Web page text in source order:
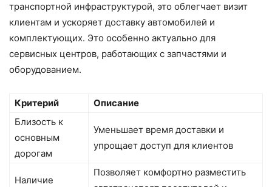
транспортной инфраструктурой, это облегчает визит
клиентам и ускоряет доставку автомобилей и
комплектующих. Это особенно актуально для
сервисных центров, работающих с запчастями и
оборудованием.
Критерий
Описание
Близость к
основным
дорогам
Уменьшает время доставки и
упрощает доступ для клиентов
Наличие
Позволяет комфортно разместить